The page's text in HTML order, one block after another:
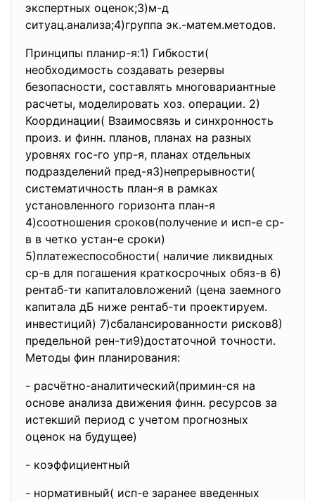
экспертных оценок;3)м-д
ситуац.анализа;4)группа эк.-матем.методов.
Принципы планир-я:1) Гибкости(
необходимость создавать резервы
безопасности, составлять многовариантные
расчеты, моделировать хоз. операции. 2)
Координации( Взаимосвязь и синхронность
произ. и финн. планов, планах на разных
уровнях гос-го упр-я, планах отдельных
подразделений пред-я3)непрерывности(
систематичность план-я в рамках
установленного горизонта план-я
4)соотношения сроков(получение и исп-е ср-
в в четко устан-е сроки)
5)платежеспособности( наличие ликвидных
ср-в для погашения краткосрочных обяз-в 6)
рентаб-ти капиталовложений (цена заемного
капитала дБ ниже рентаб-ти проектируем.
инвестиций) 7)сбалансированности рисков8)
предельной рен-ти9)достаточной точности.
Методы фин планирования:
- расчётно-аналитический(примин-ся на
основе анализа движения финн. ресурсов за
истекший период с учетом прогнозных
оценок на будущее)
- коэффициентный
- нормативный( исп-е заранее введенных